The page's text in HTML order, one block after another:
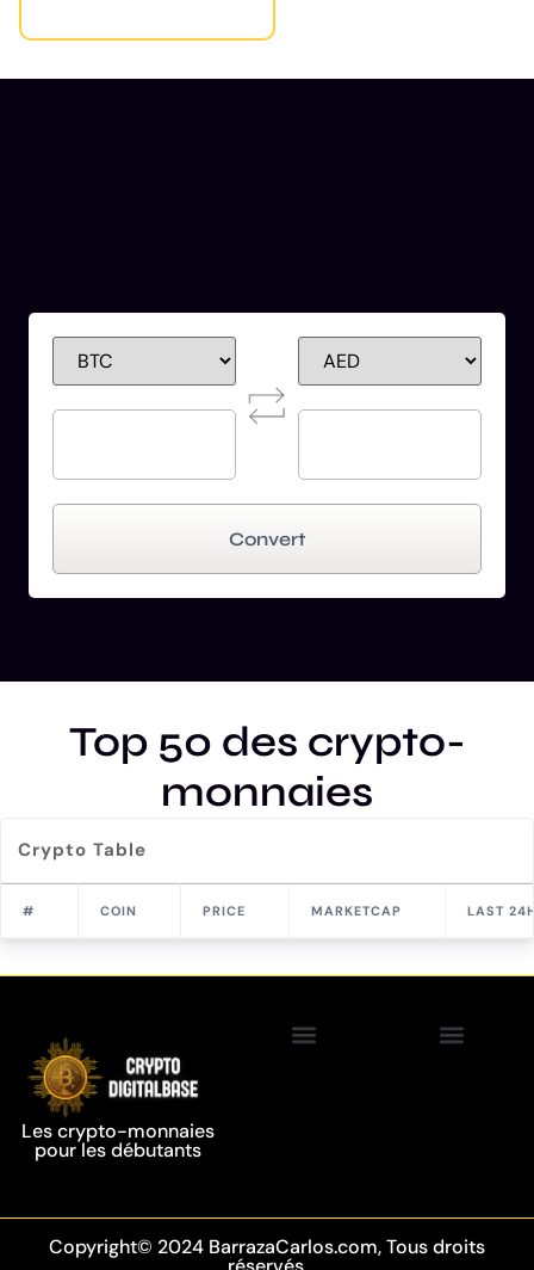
Convert
Top 50 des crypto-
monnaies
Crypto Table
# COIN PRICE MARKETCAP LAST
Les crypto-monnaies
pour les débutants
Copyright© 2024 BarrazaCarlos.com, Tous droits